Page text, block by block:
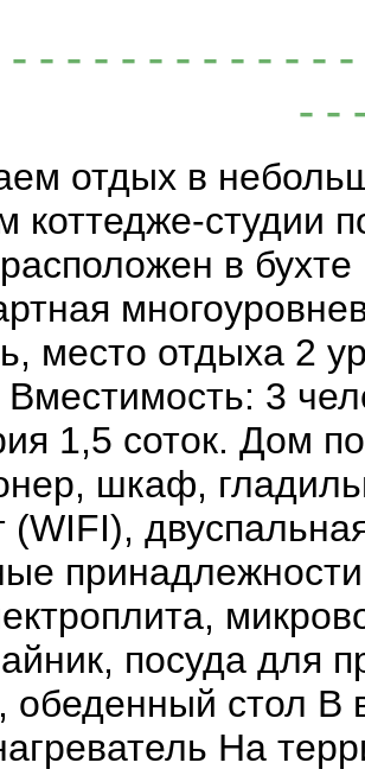
- - - - - - - - - - - -
- -
отдых в
коттедже-студии
в
место отдыха 2
Вместимость: 3
1,5 соток. Дом
шкаф,
(WIFI),
посуда для
обеденный стол В
На